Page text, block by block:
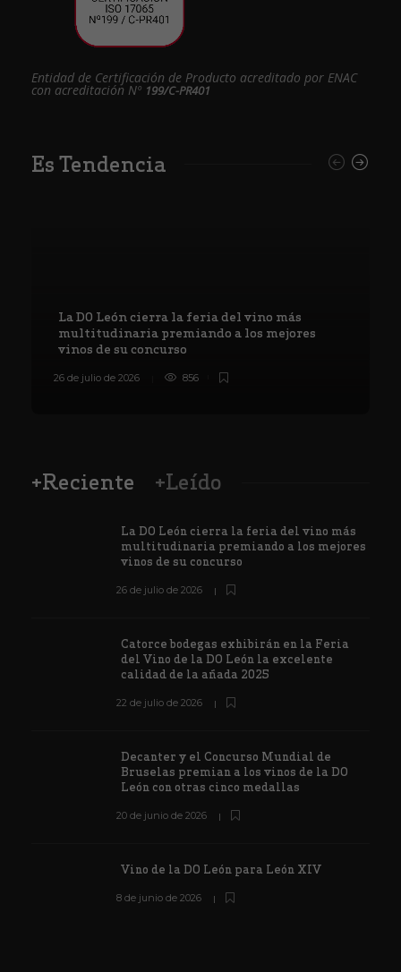
Entidad de Certificación de Producto acreditado por ENAC
con acreditación Nº 199/C-PR401
Es Tendencia
La DO León cierra la feria del vino más
multitudinaria premiando a los mejores
vinos de su concurso
26 de julio de 2026 856
+Reciente +Leído
La DO León cierra la feria del vino más
multitudinaria premiando a los mejores
vinos de su concurso
26 de julio de 2026
Catorce bodegas exhibirán en la Feria
del Vino de la DO León la excelente
calidad de la añada 2025
22 de julio de 2026
Decanter y el Concurso Mundial de
Bruselas premian a los vinos de la DO
León con otras cinco medallas
20 de junio de 2026
Vino de la DO León para León XIV
8 de junio de 2026